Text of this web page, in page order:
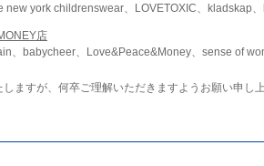
new york childrenswear、LOVETOXIC、kladskap
店
、babycheer、Love&Peace&Money、sense of
ますが、何卒ご理解いただきますようお願い申し上